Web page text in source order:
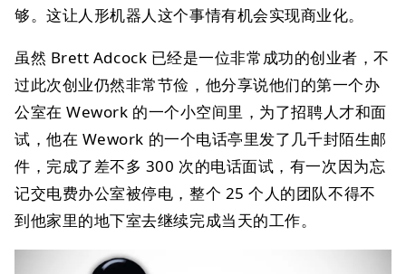
够。这让人形机器人这个事情有机会实现商业化。
虽然 Brett Adcock 已经是一位非常成功的创业者，不
过此次创业仍然非常节俭，他分享说他们的第一个办
公室在 Wework 的一个小空间里，为了招聘人才和面
试，他在 Wework 的一个电话亭里发了几千封陌生邮
件，完成了差不多 300 次的电话面试，有一次因为忘
记交电费办公室被停电，整个 25 个人的团队不得不
到他家里的地下室去继续完成当天的工作。